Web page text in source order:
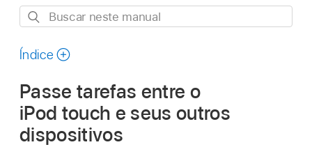
Buscar
manual
Índice
Passe tarefas entre o
iPod touch e seus outros
dispositivos